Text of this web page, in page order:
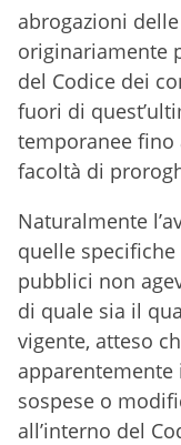
abrogazioni
originariamente
del Codice dei
fuori di
temporanee fino
facoltà di
Naturalmente
quelle
pubblici non
di quale sia il
vigente, atteso
sospese o
all’interno del